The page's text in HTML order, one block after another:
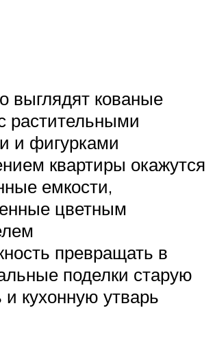
выглядят кованые
растительными
и фигурками
квартиры окажутся
емкости,
цветным
превращать в
поделки старую
кухонную утварь